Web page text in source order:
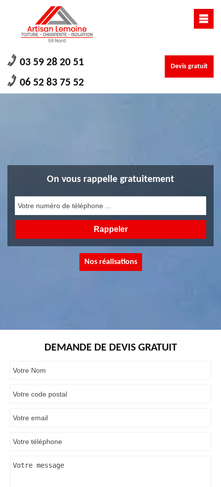
03 59 28 20 51
06 52 83 75 52
Devis gratuit
On vous rappelle gratuitement
Nos réalisations
DEMANDE DE DEVIS GRATUIT